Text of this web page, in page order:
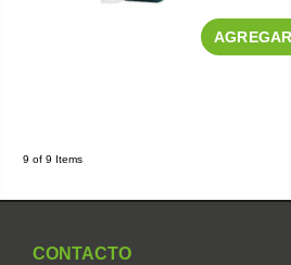
9 of 9 Items
CONTACTO